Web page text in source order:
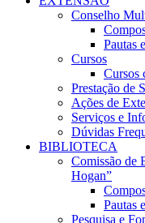
Conselho
Pautas
Cursos
Cursos
Prestação de
Ações de
Serviços e
Dúvidas
BIBLIOTECA
Comissão de
Hogan”
Pautas
Pesquisa e